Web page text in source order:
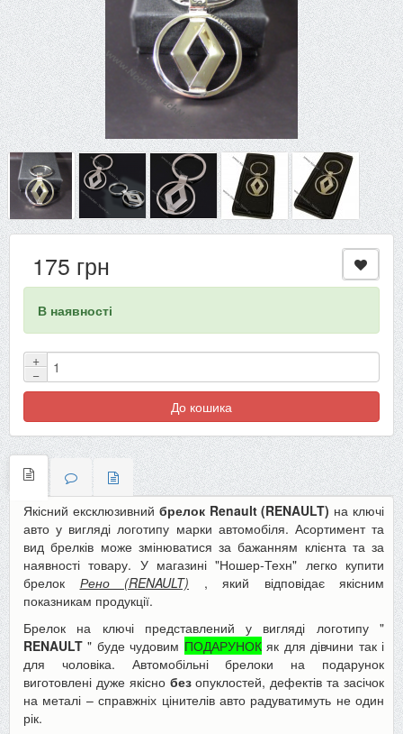
175 грн
В наявності
+
−
До кошика
Якісний ексклюзивний брелок Renault (RENAULT) на ключі
авто у вигляді логотипу марки автомобіля. Асортимент та
вид брелків може змінюватися за бажанням клієнта та за
наявності товару. У магазині "Ношер-Техн" легко купити
брелок
Рено (RENAULT)
, який відповідає якісним
показникам продукції.
Брелок на ключі представлений у вигляді логотипу "
RENAULT " буде чудовим ПОДАРУНОКяк для дівчини так і
для чоловіка. Автомобільні брелоки на подарунок
виготовлені дуже якісно безопуклостей, дефектів та засічок
на металі – справжніх цінителів авто радуватимуть не один
рік.